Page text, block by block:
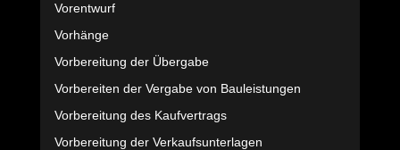
Vorentwurf
Vorhänge
Vorbereitung der Übergabe
Vorbereiten der Vergabe von Bauleistungen
Vorbereitung des Kaufvertrags
Vorbereitung der Verkaufsunterlagen